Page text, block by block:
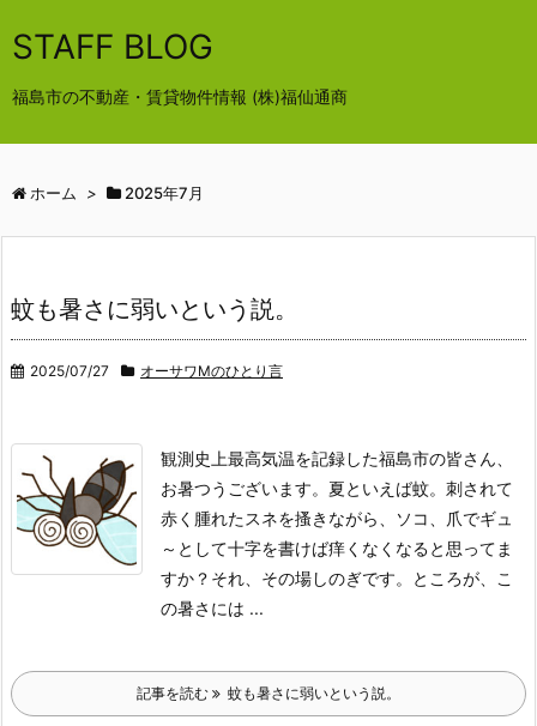
STAFF BLOG
福島市の不動産・賃貸物件情報 (株)福仙通商
ホーム > 2025年7月
蚊も暑さに弱いという説。
2025/07/27 オーサワMのひとり言
観測史上最高気温を記録した福島市の皆さん、
お暑つうございます。夏といえば蚊。刺されて
赤く腫れたスネを搔きながら、ソコ、爪でギュ
～として十字を書けば痒くなくなると思ってま
すか？それ、その場しのぎです。
ところが、こ
の暑さには ...
記事を読む 蚊も暑さに弱いという説。